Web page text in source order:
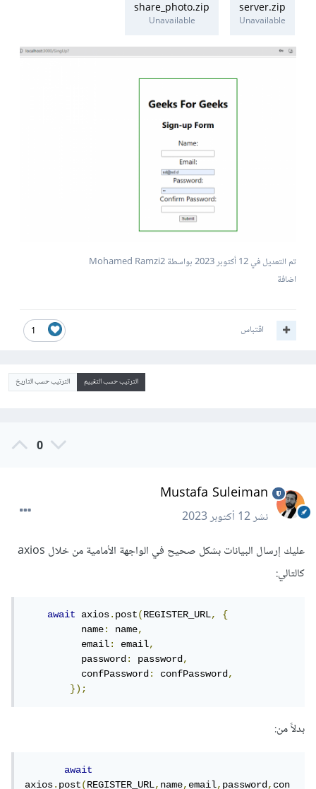
server.zip
Unavailable
share_photo.zip
Unavailable
تم التعديل في12 أكتوبر 2023
بواسطة Mohamed Ramzi2
اضافة
1 اقتباس
الترتيب حسب التقييم الترتيب حسب التاريخ
0
Mustafa Suleiman
نشر12 أكتوبر 2023
عليك إرسال البيانات بشكل صحيح في الواجهة الأمامية من خلال axios
كالتالي:
await axios.post(REGISTER_URL,
{
          name
: name,
          email
: email,
          password
: password,
          confPassword
: confPassword,
});
بدلاً من:
await
axios.post(REGISTER_URL,name,email,password,con